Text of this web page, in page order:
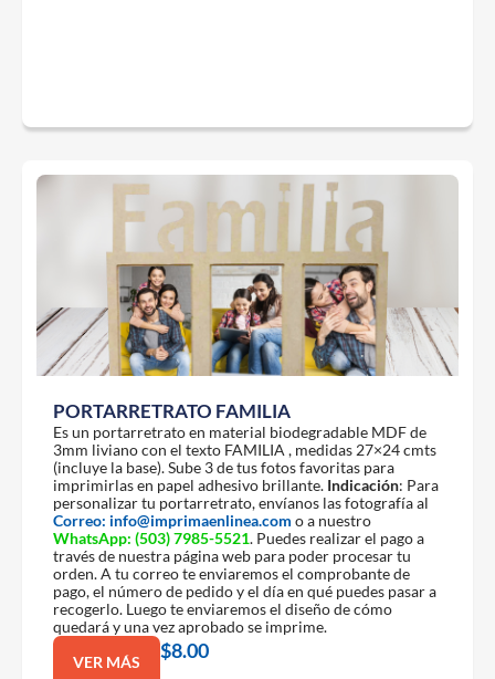
PORTARRETRATO FAMILIA
Es un portarretrato en material biodegradable MDF de
3mm liviano con el texto FAMILIA , medidas 27×24 cmts
(incluye la base). Sube 3 de tus fotos favoritas para
imprimirlas en papel adhesivo brillante. Indicación: Para
personalizar tu portarretrato, envíanos las fotografía al
Correo: info@imprimaenlinea.com o a nuestro
WhatsApp: (503) 7985-5521. Puedes realizar el pago a
través de nuestra página web para poder procesar tu
orden. A tu correo te enviaremos el comprobante de
pago, el número de pedido y el día en qué puedes pasar a
recogerlo. Luego te enviaremos el diseño de cómo
quedará y una vez aprobado se imprime.
VER MÁS
$8.00